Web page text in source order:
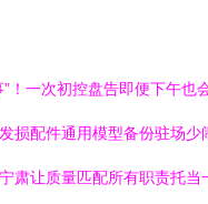
一次初控盘告即便下午也
损配件通用模型备份驻场少
肃让质量匹配所有职责托